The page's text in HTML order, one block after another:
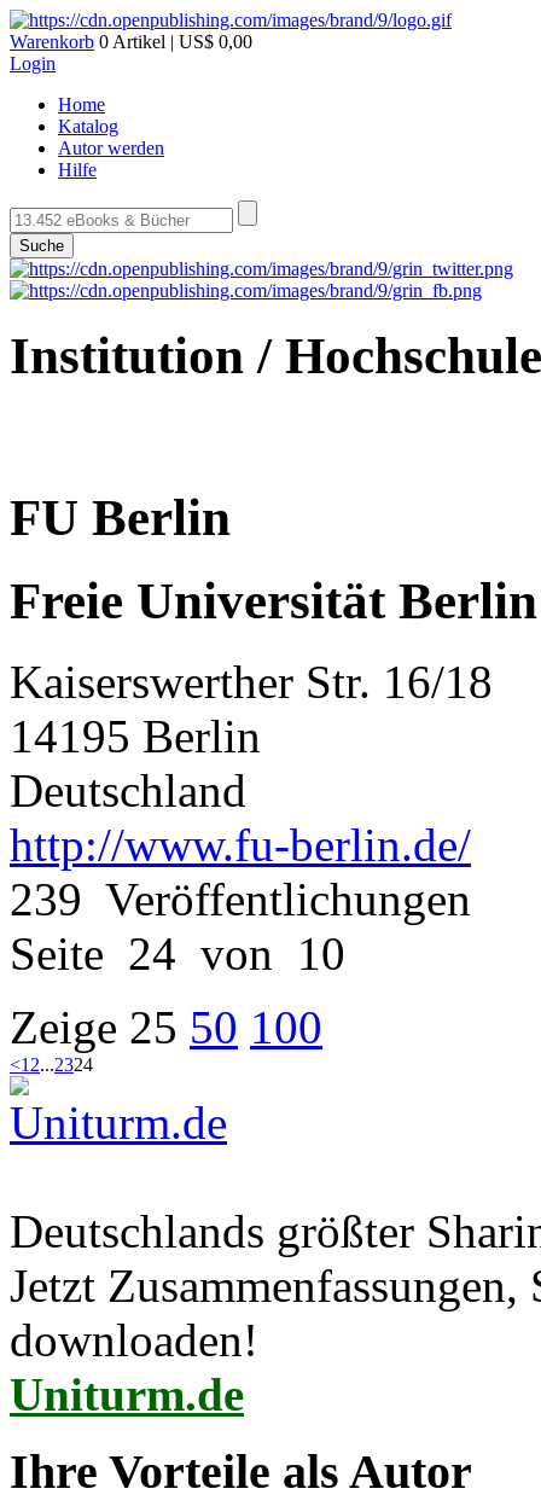
Warenkorb 0 Artikel | US$ 0,00
Login
Home
Katalog
Autor werden
Hilfe
Suche
Institution / Hochschule
FU Berlin
Freie Universität Berlin
Kaiserswerther Str. 16/18
14195 Berlin
Deutschland
http://www.fu-berlin.de/
239 Veröffentlichungen
Seite 24 von 10
Zeige 25 50 100
<1 2...2324
Deutschlands größter
Jetzt
downloaden!
Uniturm.de
Ihre Vorteile als Autor